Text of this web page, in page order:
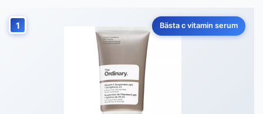
1 Bästa c vitamin serum